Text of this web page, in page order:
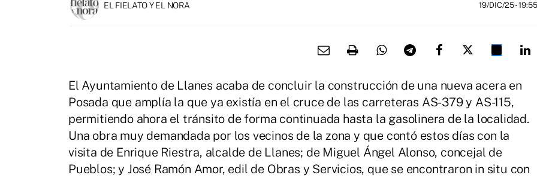
EL FIELATO Y EL NORA 19/DIC/25- 19:55
El Ayuntamiento de Llanes acaba de concluir la construcción de una nueva acera en
Posada que amplía la que ya existía en el cruce de las carreteras AS-379 y AS-115,
permitiendo ahora el tránsito de forma continuada hasta la gasolinera de la localidad.
Una obra muy demandada por los vecinos de la zona y que contó estos días con la
visita de Enrique Riestra, alcalde de Llanes; de Miguel Ángel Alonso, concejal de
Pueblos; y José Ramón Amor, edil de Obras y Servicios, que se encontraron in situ con